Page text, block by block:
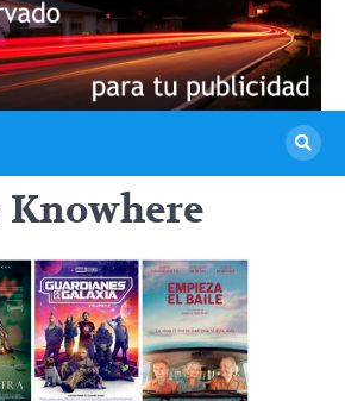
Knowhere